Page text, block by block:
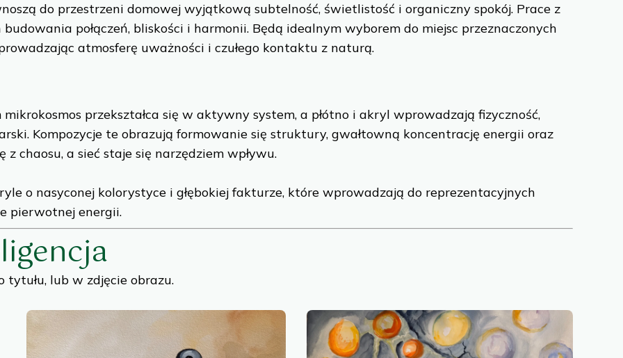
do przestrzeni domowej wyjątkową subtelność, świetlistość i organiczny spokój. Prace z
połączeń, bliskości i harmonii. Będą idealnym wyborem do miejsc przeznaczonych
atmosferę uważności i czułego kontaktu z naturą.
przekształca się w aktywny system, a płótno i akryl wprowadzają fizyczność,
Kompozycje te obrazują formowanie się struktury, gwałtowną koncentrację energii oraz
chaosu, a sieć staje się narzędziem wpływu.
o nasyconej kolorystyce i głębokiej fakturze, które wprowadzają do reprezentacyjnych
pierwotnej energii.
lub w zdjęcie obrazu.